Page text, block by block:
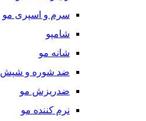
سرم و اسپری مو
شامپو
شانه مو
ضد شوره و شپش
ضدریزش مو
نرم کننده مو